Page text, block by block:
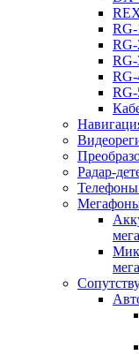
RG-
Радар-